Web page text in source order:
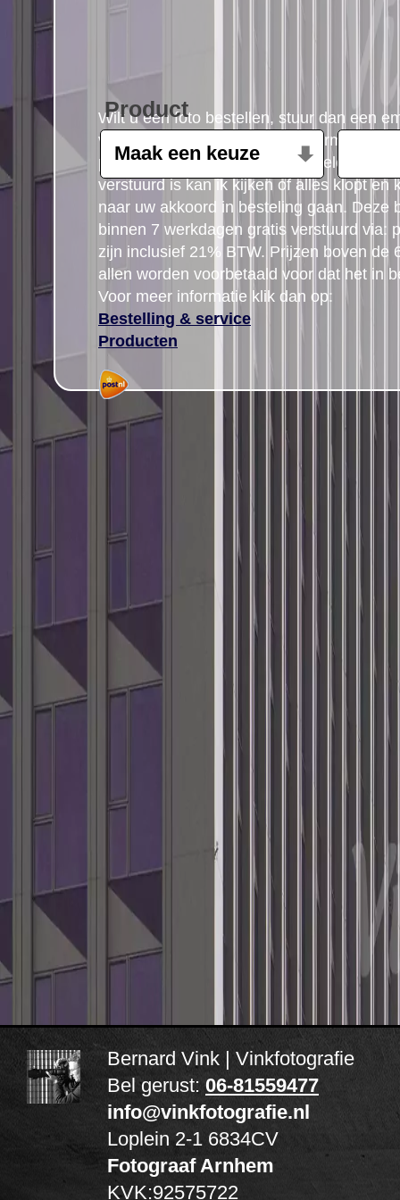
Wilt u een foto bestellen, stuur dan een
volgende gegevens: Product, formaat,
postcode gegegevens plus uw telefoon
verstuurd is kan ik kijken of alles klopt en
naar uw akkoord in besteling gaan. Deze
binnen 7 werkdagen gratis verstuurd via:
zijn inclusief 21% BTW. Prijzen boven de
allen worden voorbetaald voor dat het in
Voor meer informatie klik dan op:
Bestelling & service
Producten
Product
Bernard Vink | Vinkfotografie
Bel gerust: 06-81559477
info@vinkfotografie.nl
Loplein 2-1 6834CV
Fotograaf Arnhem
KVK:92575722